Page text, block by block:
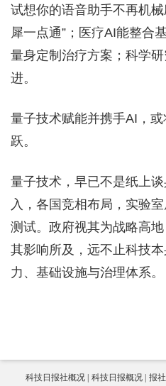
试想你的语音助手不再机
犀一点通”；医疗AI能整合
量身定制治疗方案；科学
进。
量子技术赋能并携手AI，
跃。
量子技术，早已不是纸上
入，各国竞相布局，实验
测试。政府视其为战略高地
其影响所及，远不止科技
力、基础设施与治理体系。
科技日报社概况 科技日报概况 报